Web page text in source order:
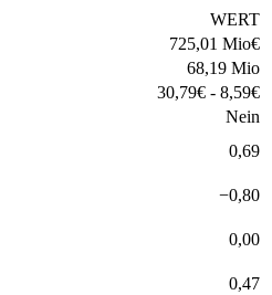
WERT
725,01 Mio€
68,19 Mio
30,79€ - 8,59€
Nein
0,69
−0,80
0,00
0,47